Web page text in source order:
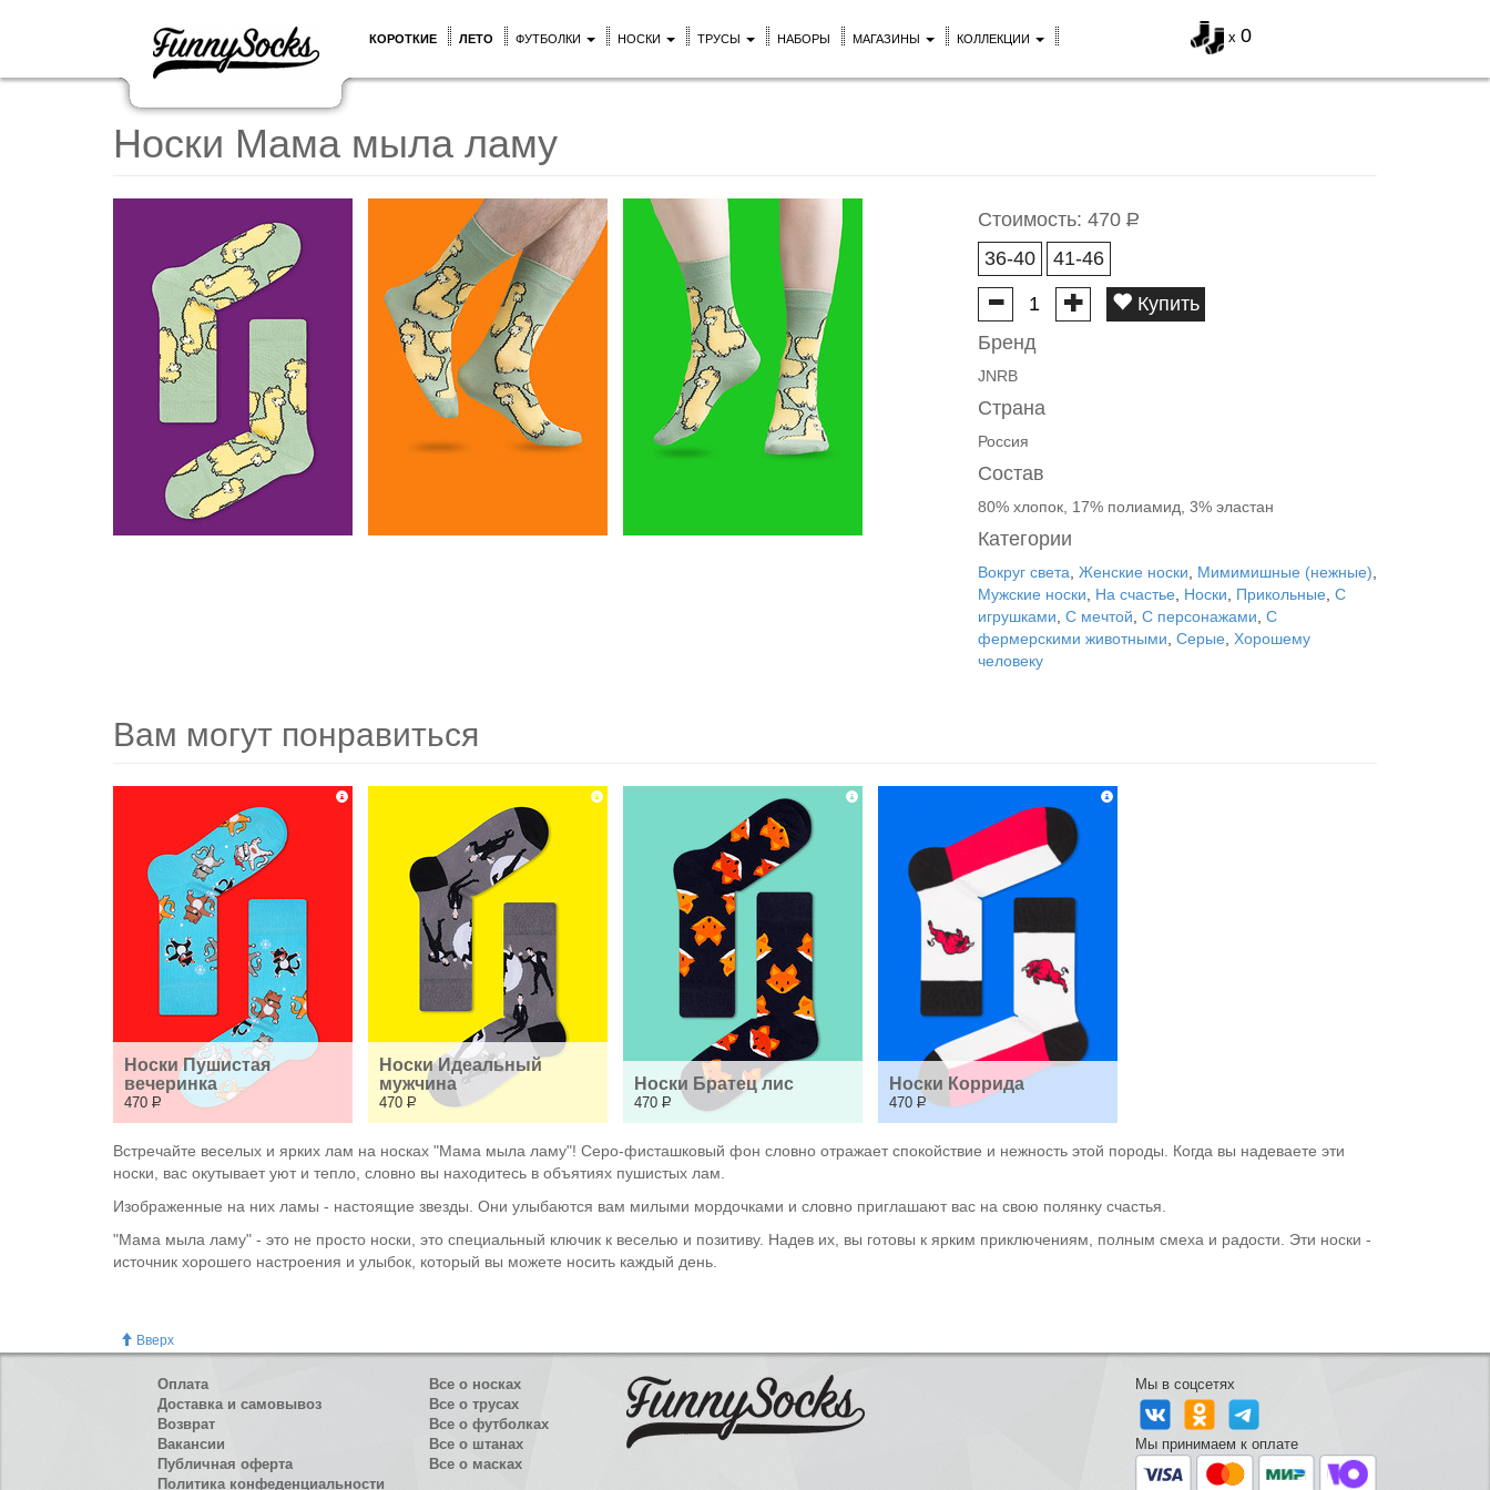
x 0
КОРОТКИЕ ЛЕТО ФУТБОЛКИ НОСКИ ТРУСЫ НАБОРЫ МАГАЗИНЫ КОЛЛЕКЦИИ
Носки Мама мыла ламу
Стоимость: 470 Р
36-40
41-46
Купить
Бренд
JNRB
Страна
Россия
Состав
80% хлопок, 17% полиамид, 3% эластан
Категории
Вокруг света Женские носки Мимимишные (нежные)
Мужские носки
На счастье Носки Прикольные С
игрушками С мечтой С персонажами С
фермерскими животными Серые
Хорошему
человеку
Вам могут понравиться
Носки Пушистая
вечеринка
470 Р
Носки Идеальный
мужчина
470 Р
Носки Братец лис
470 Р
Носки Коррида
470 Р
Встречайте веселых и ярких лам на носках "Мама мыла ламу"! Серо-фисташковый фон словно отражает спокойствие и нежность этой породы. Когда вы надеваете эти
носки, вас окутывает уют и тепло, словно вы находитесь в объятиях пушистых лам.
Изображенные на них ламы - настоящие звезды. Они улыбаются вам милыми мордочками и словно приглашают вас на свою полянку счастья.
"Мама мыла ламу" - это не просто носки, это специальный ключик к веселью и позитиву. Надев их, вы готовы к ярким приключениям, полным смеха и радости. Эти носки -
источник хорошего настроения и улыбок, который вы можете носить каждый день.
Вверх
Оплата
Доставка и самовывоз
Возврат
Вакансии
Публичная оферта
Политика конфеденциальности
Все о носках
Все о трусах
Все о футболках
Все о штанах
Все о масках
Мы в соцсетях
Мы принимаем к оплате